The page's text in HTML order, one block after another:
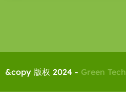
&copy 版权 2024 - Green Tech